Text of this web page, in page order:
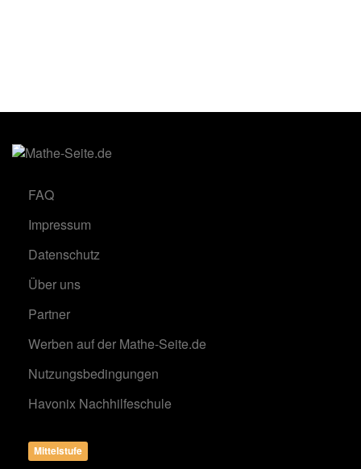
FAQ
Impressum
Datenschutz
Über uns
Partner
Werben auf der Mathe-Seite.de
Nutzungsbedingungen
Havonix Nachhilfeschule
Mittelstufe